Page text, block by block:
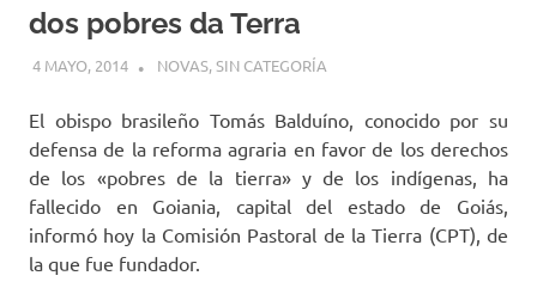
dos pobres da Terra
4 MAYO, 2014 DESARROLLO
NOVAS,SIN CATEGORÍA
El obispo brasileño Tomás Balduíno, conocido por su
defensa de la reforma agraria en favor de los derechos
de los «pobres de la tierra» y de los indígenas, ha
fallecido en Goiania, capital del estado de Goiás,
informó hoy la Comisión Pastoral de la Tierra (CPT), de
la que fue fundador.